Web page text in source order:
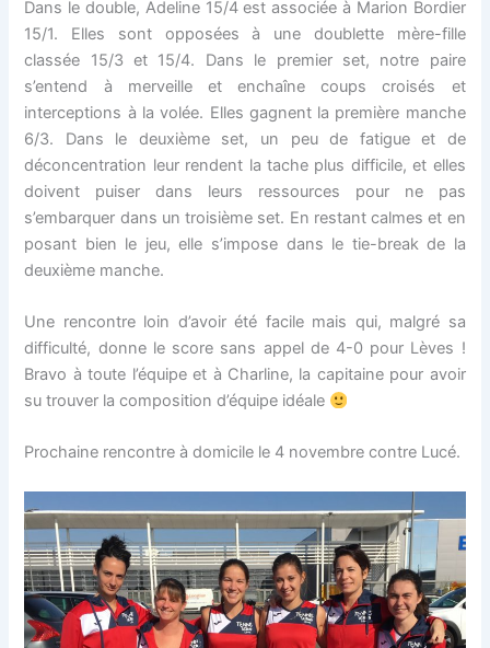
Dans le double, Adeline 15/4 est associée à Marion Bordier
15/1. Elles sont opposées à une doublette mère-fille
classée 15/3 et 15/4. Dans le premier set, notre paire
s’entend à merveille et enchaîne coups croisés et
interceptions à la volée. Elles gagnent la première manche
6/3. Dans le deuxième set, un peu de fatigue et de
déconcentration leur rendent la tache plus difficile, et elles
doivent puiser dans leurs ressources pour ne pas
s’embarquer dans un troisième set. En restant calmes et en
posant bien le jeu, elle s’impose dans le tie-break de la
deuxième manche.
Une rencontre loin d’avoir été facile mais qui, malgré sa
difficulté, donne le score sans appel de 4-0 pour Lèves !
Bravo à toute l’équipe et à Charline, la capitaine pour avoir
su trouver la composition d’équipe idéale
Prochaine rencontre à domicile le 4 novembre contre Lucé.